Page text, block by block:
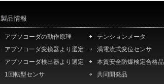
製品情報
アブソコーダの動作原理
アブソコーダ変換器より選定
アブソコーダ検出器より選定
1回転型センサ
テンションメータ
渦電流式変位センサ
本質安全防爆検定合格品
共同開発品